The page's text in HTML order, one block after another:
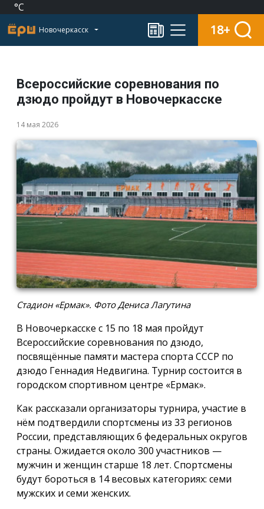
°C
Новочеркасск 18+
Всероссийские соревнования по
дзюдо пройдут в Новочеркасске
14 мая 2026
Стадион «Ермак». Фото Дениса Лагутина
В Новочеркасске с 15 по 18 мая пройдут
Всероссийские соревнования по дзюдо,
посвящённые памяти мастера спорта СССР по
дзюдо Геннадия Недвигина. Турнир состоится в
городском спортивном центре «Ермак».
Как рассказали организаторы турнира, участие в
нём подтвердили спортсмены из 33 регионов
России, представляющих 6 федеральных округов
страны. Ожидается около 300 участников —
мужчин и женщин старше 18 лет. Спортсмены
будут бороться в 14 весовых категориях: семи
мужских и семи женских.